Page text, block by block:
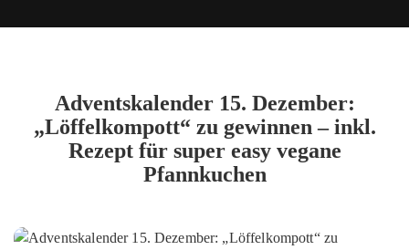
Adventskalender 15. Dezember:
„Löffelkompott“ zu gewinnen – inkl.
Rezept für super easy vegane
Pfannkuchen